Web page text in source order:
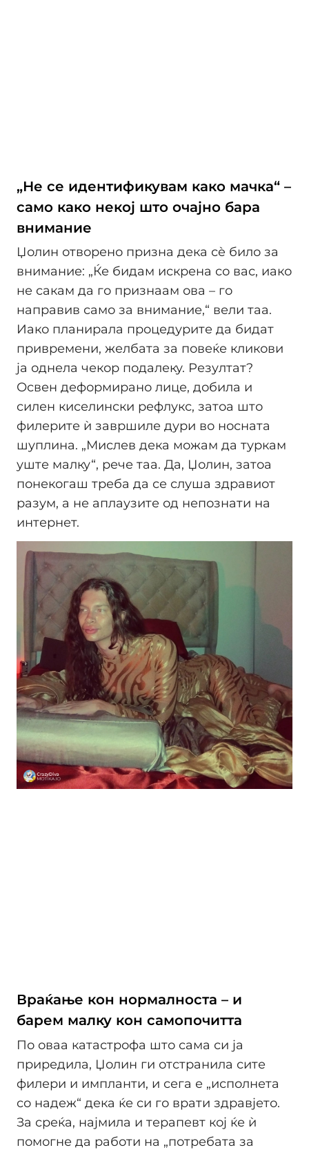
„Не се идентификувам како мачка“ –
само како некој што очајно бара
внимание
Џолин отворено призна дека сè било за
внимание: „Ќе бидам искрена со вас, иако
не сакам да го признаам ова – го
направив само за внимание,“ вели таа.
Иако планирала процедурите да бидат
привремени, желбата за повеќе кликови
ја однела чекор подалеку. Резултат?
Освен деформирано лице, добила и
силен киселински рефлукс, затоа што
филерите ѝ завршиле дури во носната
шуплина. „Мислев дека можам да туркам
уште малку“, рече таа. Да, Џолин, затоа
понекогаш треба да се слуша здравиот
разум, а не аплаузите од непознати на
интернет.
Враќање кон нормалноста – и
барем малку кон самопочитта
По оваа катастрофа што сама си ја
приредила, Џолин ги отстранила сите
филери и импланти, и сега е „исполнета
со надеж“ дека ќе си го врати здравјето.
За среќа, најмила и терапевт кој ќе ѝ
помогне да работи на „потребата за